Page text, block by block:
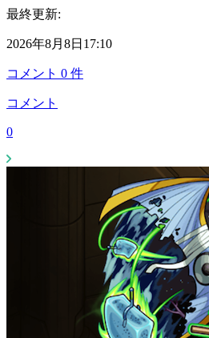
最終更新:
2026年8月8日17:10
コメント 0 件
コメント
0